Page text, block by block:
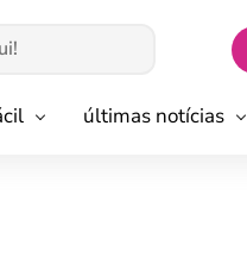
últimas notícias